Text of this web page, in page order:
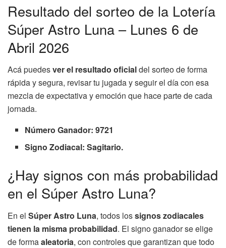
Resultado del sorteo de la Lotería
Súper Astro Luna – Lunes 6 de
Abril 2026
Acá puedesver el resultado oficialdel sorteo de forma
rápida y segura, revisar tu jugada y seguir el día con esa
mezcla de expectativa y emoción que hace parte de cada
jornada.
Número Ganador: 9721
Signo Zodiacal: Sagitario.
¿Hay signos con más probabilidad
en el Súper Astro Luna?
En el Súper Astro Luna, todos lossignos zodiacales
tienen la misma probabilidad. El signo ganador se elige
de formaaleatoria, con controles que garantizan que todo